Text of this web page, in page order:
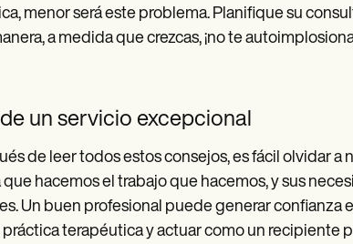
menor será este problema. Planifique su
a medida que crezcas, ¡no te
un servicio excepcional
de leer todos estos consejos, es fácil olvidar a
que hacemos el trabajo que hacemos, y sus
Un buen profesional puede generar confianza
práctica terapéutica y actuar como un recipiente